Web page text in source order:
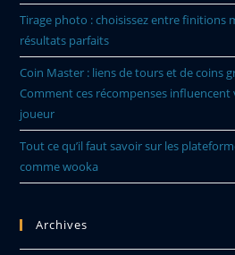
Tirage photo : choisissez entre finitions
résultats parfaits
Coin Master : liens de tours et de coins
Comment ces récompenses
joueur
Tout ce qu’il faut savoir sur les
comme wooka
Archives